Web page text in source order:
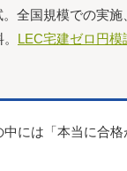
全国規模での実
LEC宅建ゼロ円模
には「本当に合